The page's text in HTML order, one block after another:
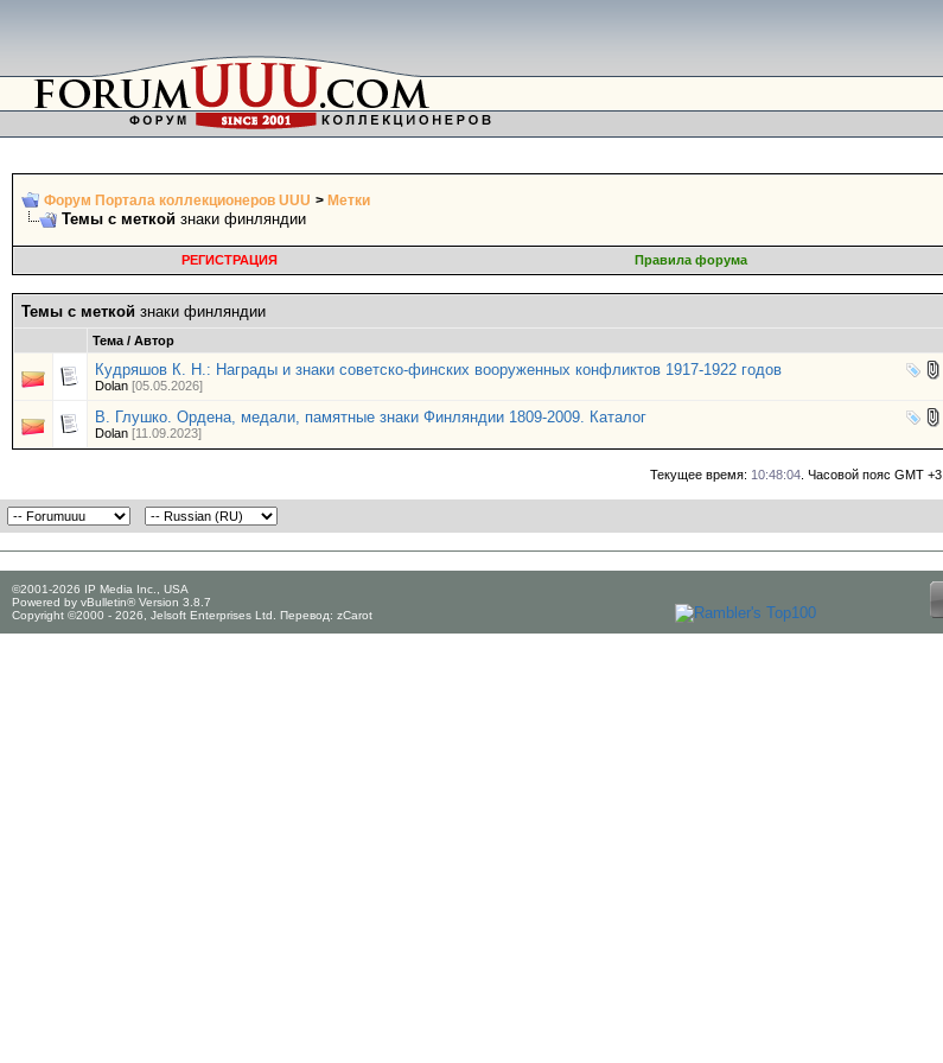
Форум Портала коллекционеров UUU > Метки
Темы с меткой знаки финляндии
РЕГИСТРАЦИЯ
Правила форума
Темы с меткой знаки финляндии
Тема / Автор
Кудряшов К. Н.: Награды и знаки советско-финских вооруженных конфликтов 1917-1922 годов
Dolan [05.05.2026]
В. Глушко. Ордена, медали, памятные знаки Финляндии 1809-2009. Каталог
Dolan [11.09.2023]
Текущее время: 10:48:04. Часовой пояс GMT +3.
©2001-2026 IP Media Inc., USA
Powered by vBulletin® Version 3.8.7
Copyright ©2000 - 2026, Jelsoft Enterprises Ltd. Перевод: zCarot